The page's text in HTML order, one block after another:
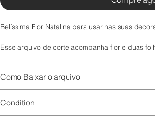
Belíssima Flor Natalina para usar nas suas
Esse arquivo de corte acompanha flor e duas
Esse produto pode ser dimensionado para maior
Como Baixar o arquivo
mail tem validade de 30 dias , após esse prazo
O que fazer ?
Condition